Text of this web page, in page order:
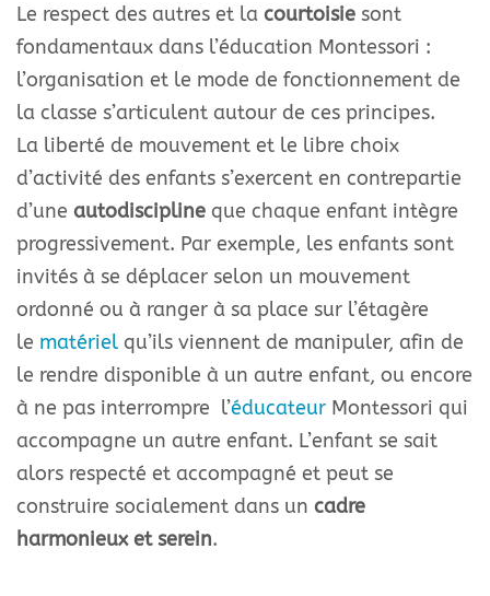
Le respect des autres et la courtoisie sont
fondamentaux dans l’éducation Montessori :
l’organisation et le mode de fonctionnement de
la classe s’articulent autour de ces principes.
La liberté de mouvement et le libre choix
d’activité des enfants s’exercent en contrepartie
d’une autodiscipline que chaque enfant intègre
progressivement. Par exemple, les enfants sont
invités à se déplacer selon un mouvement
ordonné ou à ranger à sa place sur l’étagère
le matériel qu’ils viennent de manipuler, afin de
le rendre disponible à un autre enfant, ou encore
à ne pas interrompre l’éducateur Montessori qui
accompagne un autre enfant. L’enfant se sait
alors respecté et accompagné et peut se
construire socialement dans un cadre
harmonieux et serein.